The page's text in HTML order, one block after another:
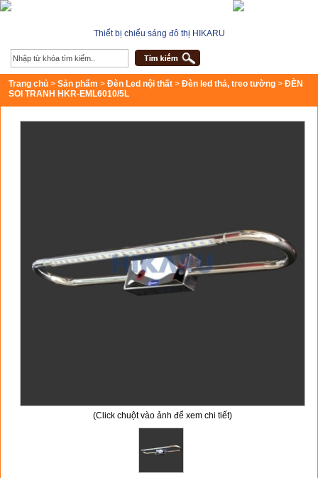
Thiết bị chiếu sáng đô thị HIKARU
Trang chủ > Sản phẩm > Đèn Led nội thất > Đèn led thả, treo tường > ĐÈN
SOI TRANH HKR-EML6010/5L
(Click chuột vào ảnh để xem chi tiết)